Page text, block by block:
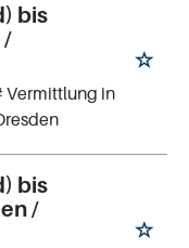
bis
/
Vermittlung in
bis
/